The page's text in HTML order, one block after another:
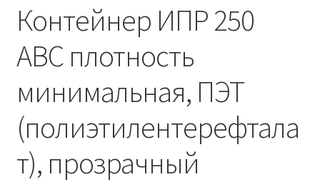
Контейнер ИПР 250
АВС плотность
минимальная, ПЭТ
(полиэтилентерефтала
т), прозрачный